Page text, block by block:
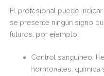
El profesional puede
se presente ningún signo
futuros, por ejemplo:
Control sanguíneo:
hormonales, química